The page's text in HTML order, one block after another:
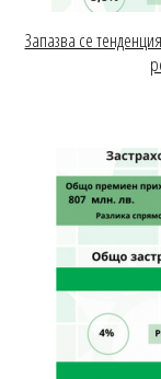
Запазва се